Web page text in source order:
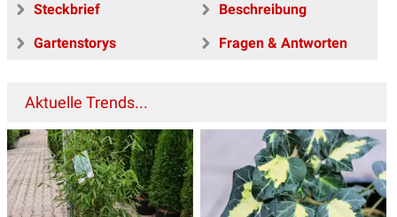
Steckbrief
Beschreibung
Gartenstorys
Fragen & Antworten
Aktuelle Trends...